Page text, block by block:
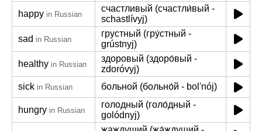
happy in Russian
счастливый (счастли́вый -
schastlívyj)
sad in Russian
грустный (гру́стный -
grústnyj)
healthy in Russian
здоровый (здоро́вый -
zdoróvyj)
sick in Russian больной (больно́й - bol'nój)
hungry in Russian
голодный (голо́дный -
golódnyj)